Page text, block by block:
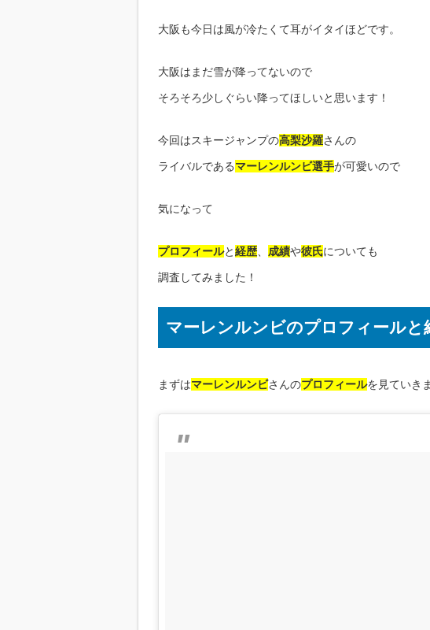
大阪も今日は風が冷たくて耳がイタイほどです。
大阪はまだ雪が降ってないので
そろそろ少しぐらい降ってほしいと思います！
今回はスキージャンプの高梨沙羅さんの
ライバルであるマーレンルンビ選手が可愛いので
気になって
プロフィールと経歴 成績や彼氏についても
調査してみました！
マーレンルンビのプロフィールと
まずはマーレンルンビさんのプロフィールを見ていき